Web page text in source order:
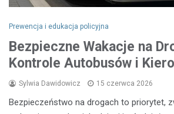
Prewencja i edukacja policyjna
Bezpieczne Wakacje na
Kontrole Autobusów i
Sylwia Dawidowicz 15 czerwca 2026
Bezpieczeństwo na drogach to priorytet,